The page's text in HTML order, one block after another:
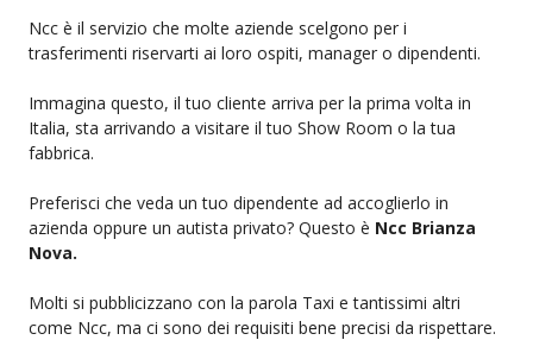
Ncc è il servizio che molte aziende scelgono per i
trasferimenti riservarti ai loro ospiti, manager o dipendenti.
Immagina questo, il tuo cliente arriva per la prima volta in
Italia, sta arrivando a visitare il tuo Show Room o la tua
fabbrica.
Preferisci che veda un tuo dipendente ad accoglierlo in
azienda oppure un autista privato? Questo è Ncc Brianza
Nova.
Molti si pubblicizzano con la parola Taxi e tantissimi altri
come Ncc, ma ci sono dei requisiti bene precisi da rispettare.